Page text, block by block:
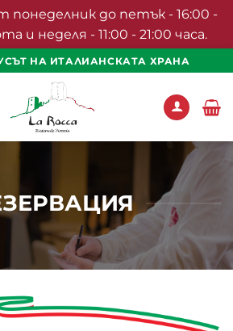
до петък - 16:00 -
и неделя - 11:00 - 21:00 часа.
НА ИТАЛИАНСКАТА ХРАНА